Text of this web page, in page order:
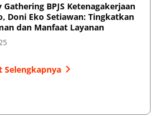
Gathering BPJS Ketenagakerjaan
Doni Eko Setiawan: Tingkatkan
dan Manfaat Layanan
Selengkapnya